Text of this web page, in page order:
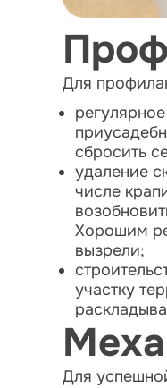
Для
сбросить
удаление
числе
Хорошим
вызрели;
участку
Для